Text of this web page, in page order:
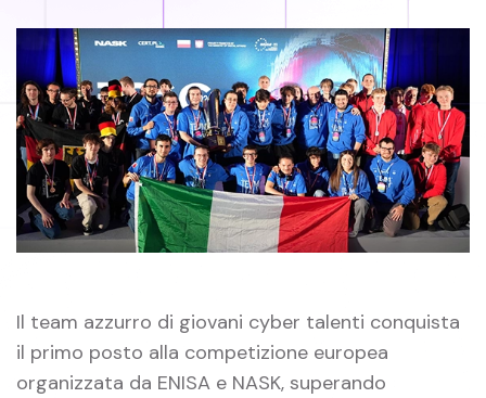
Il team azzurro di giovani cyber talenti conquista
il primo posto alla competizione europea
organizzata da ENISA e NASK, superando